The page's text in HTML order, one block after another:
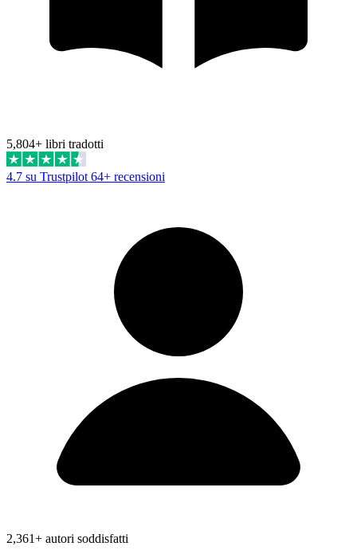
5,804+ libri tradotti
4.7 su Trustpilot 64+ recensioni
2,361+ autori soddisfatti